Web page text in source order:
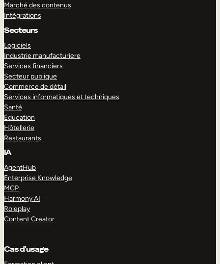
Marché des contenus
Intégrations
Secteurs
Logiciels
Industrie manufacturiere
Services financiers
Secteur publique
Commerce de détail
Services informatiques et techniques
Santé
Éducation
Hôtellerie
Restaurants
IA
AgentHub
Enterprise Knowledge
MCP
Harmony AI
Roleplay
Content Creator
Cas d’usage